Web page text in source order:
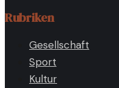
Rubriken
Gesellschaft
Sport
Kultur